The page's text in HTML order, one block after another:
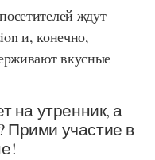
ждут
и, конечно,
вкусные
на утренник, а
Прими участие в